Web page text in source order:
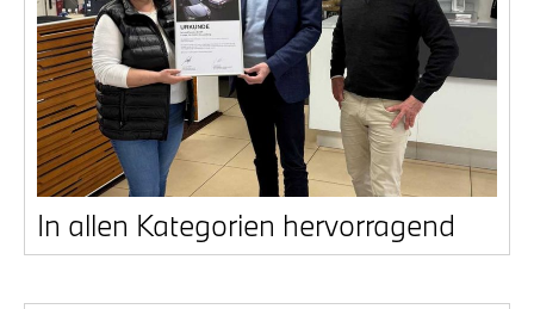
In allen Kate­go­rien her­vor­ra­gend